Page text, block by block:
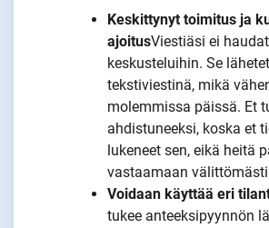
Keskittynyt toimitus ja
ajoitusViestiäsi ei
keskusteluihin. Se
tekstiviestinä, mikä
molemmissa päissä. Et
ahdistuneeksi, koska et
lukeneet sen, eikä heitä
vastaamaan
Voidaan käyttää eri
tukee anteeksipyynnön